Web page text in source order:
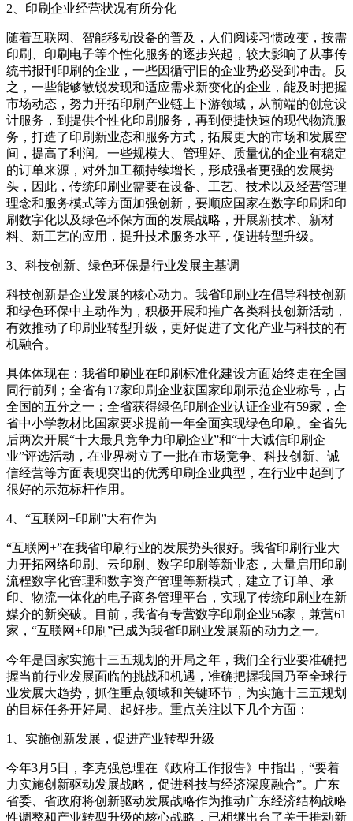
2、印刷企业经营状况有所分化
随着互联网、智能移动设备的普及，人们阅读习惯改变，按需
印刷、印刷电子等个性化服务的逐步兴起，较大影响了从事传
统书报刊印刷的企业，一些因循守旧的企业势必受到冲击。反
之，一些能够敏锐发现和适应需求新变化的企业，能及时把握
市场动态，努力开拓印刷产业链上下游领域，从前端的创意设
计服务，到提供个性化印刷服务，再到便捷快速的现代物流服
务，打造了印刷新业态和服务方式，拓展更大的市场和发展空
间，提高了利润。一些规模大、管理好、质量优的企业有稳定
的订单来源，对外加工额持续增长，形成强者更强的发展势
头，因此，传统印刷业需要在设备、工艺、技术以及经营管理
理念和服务模式等方面加强创新，要顺应国家在数字印刷和印
刷数字化以及绿色环保方面的发展战略，开展新技术、新材
料、新工艺的应用，提升技术服务水平，促进转型升级。
3、科技创新、绿色环保是行业发展主基调
科技创新是企业发展的核心动力。我省印刷业在倡导科技创新
和绿色环保中主动作为，积极开展和推广各类科技创新活动，
有效推动了印刷业转型升级，更好促进了文化产业与科技的有
机融合。
具体体现在：我省印刷业在印刷标准化建设方面始终走在全国
同行前列；全省有17家印刷企业获国家印刷示范企业称号，占
全国的五分之一；全省获得绿色印刷企业认证企业有59家，全
省中小学教材比国家要求提前一年全面实现绿色印刷。全省先
后两次开展“十大最具竞争力印刷企业”和“十大诚信印刷企
业”评选活动，在业界树立了一批在市场竞争、科技创新、诚
信经营等方面表现突出的优秀印刷企业典型，在行业中起到了
很好的示范标杆作用。
4、“互联网+印刷”大有作为
“互联网+”在我省印刷行业的发展势头很好。我省印刷行业大
力开拓网络印刷、云印刷、数字印刷等新业态，大量启用印刷
流程数字化管理和数字资产管理等新模式，建立了订单、承
印、物流一体化的电子商务管理平台，实现了传统印刷业在新
媒介的新突破。目前，我省有专营数字印刷企业56家，兼营61
家，“互联网+印刷”已成为我省印刷业发展新的动力之一。
今年是国家实施十三五规划的开局之年，我们全行业要准确把
握当前行业发展面临的挑战和机遇，准确把握我国乃至全球行
业发展大趋势，抓住重点领域和关键环节，为实施十三五规划
的目标任务开好局、起好步。重点关注以下几个方面：
1、实施创新发展，促进产业转型升级
今年3月5日，李克强总理在《政府工作报告》中指出，“要着
力实施创新驱动发展战略，促进科技与经济深度融合”。广东
省委、省政府将创新驱动发展战略作为推动广东经济结构战略
性调整和产业转型升级的核心战略，已相继出台了关于推动新